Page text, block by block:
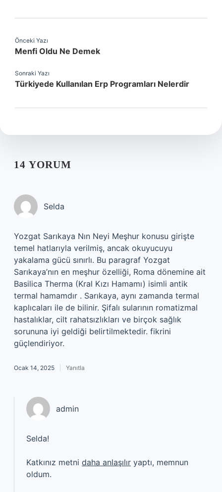
Önceki Yazı
Menfi Oldu Ne Demek
Sonraki Yazı
Türkiyede Kullanılan Erp Programları Nelerdir
14 YORUM
Selda
Yozgat Sarıkaya Nın Neyi Meşhur konusu girişte
temel hatlarıyla verilmiş, ancak okuyucuyu
yakalama gücü sınırlı. Bu paragraf Yozgat
Sarıkaya’nın en meşhur özelliği, Roma dönemine ait
Basilica Therma (Kral Kızı Hamamı) isimli antik
termal hamamdır . Sarıkaya, aynı zamanda termal
kaplıcaları ile de bilinir. Şifalı sularının romatizmal
hastalıklar, cilt rahatsızlıkları ve birçok sağlık
sorununa iyi geldiği belirtilmektedir. fikrini
güçlendiriyor.
Ocak 14, 2025 Yanıtla
admin
Selda!
Katkınız metni daha anlaşılır yaptı, memnun
oldum.